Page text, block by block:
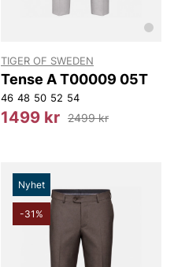
TIGER OF SWEDEN
Tense A T00009 05T
46 48 50 52 54
1499 kr 2499 kr
Nyhet
-31%